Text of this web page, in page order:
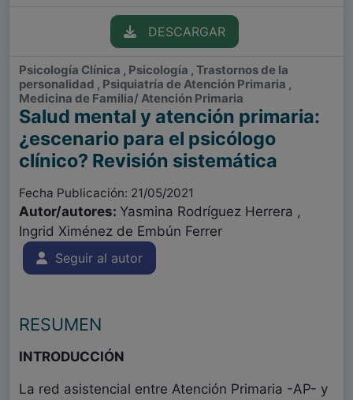
DESCARGAR
Psicología Clínica , Psicología , Trastornos de la
personalidad , Psiquiatría de Atención Primaria ,
Medicina de Familia/ Atención Primaria
Salud mental y atención primaria:
¿escenario para el psicólogo
clínico? Revisión sistemática
Fecha Publicación: 21/05/2021
Autor/autores: Yasmina Rodríguez Herrera ,
Ingrid Ximénez de Embún Ferrer
Seguir al autor
RESUMEN
INTRODUCCIÓN
La red asistencial entre Atención Primaria -AP- y